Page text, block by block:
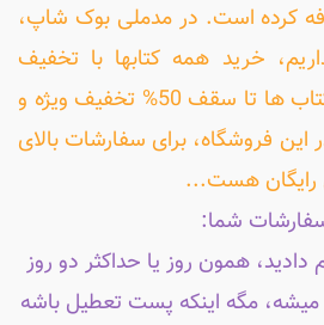
کرده است. در مدملی بوک شاپ،
خرید همه کتابها با تخفیف
انجام می شود و کلیه کتاب ها تا سقف 50% تخفیف ویژه و
این فروشگاه، برای سفارشات بالای
شما:
همون روز یا حداکثر دو روز
مگه اینکه پست تعطیل باشه